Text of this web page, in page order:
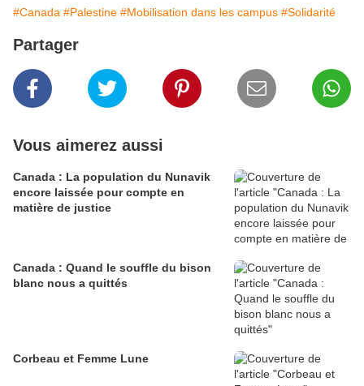
#Canada #Palestine #Mobilisation dans les campus #Solidarité
Partager
Vous aimerez aussi
Canada : La population du Nunavik
encore laissée pour compte en
matière de justice
Canada : Quand le souffle du bison
blanc nous a quittés
Corbeau et Femme Lune